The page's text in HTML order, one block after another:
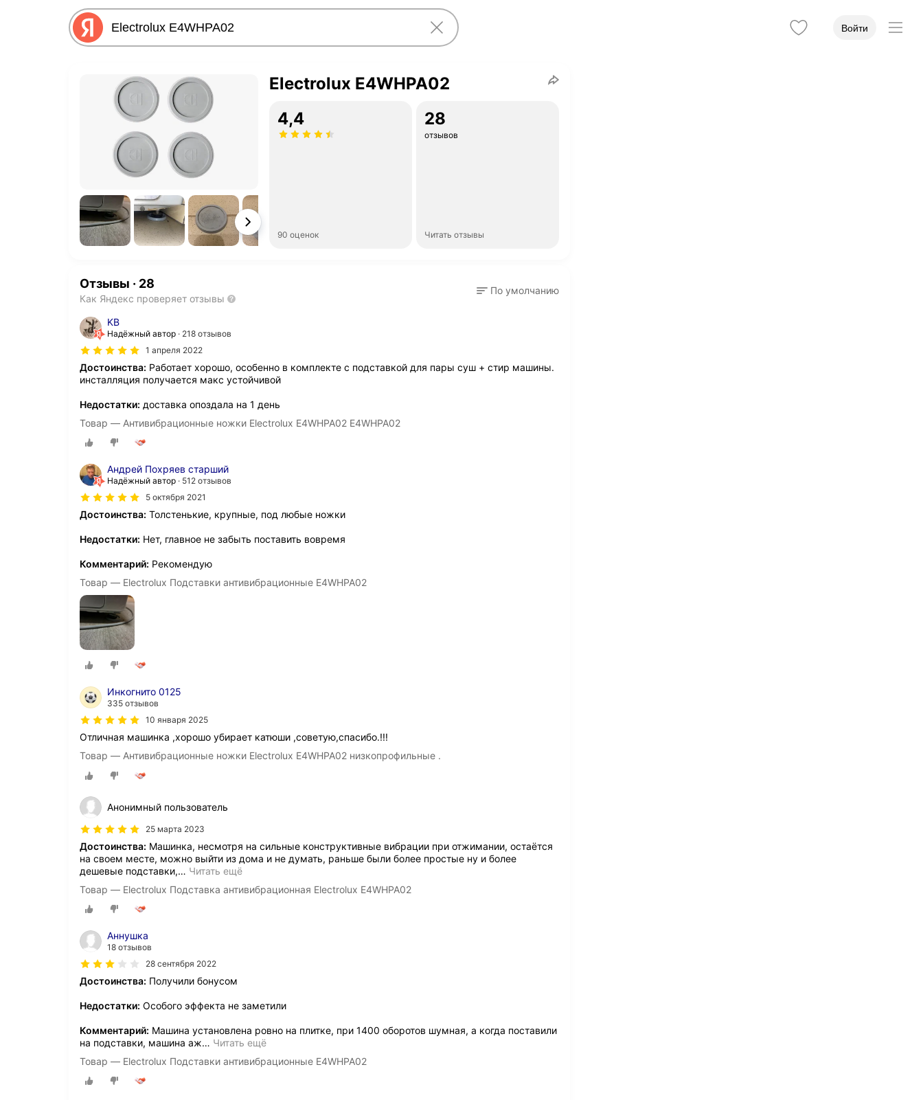
Войти
Electrolux E4WHPA02
4,4
90 оценок
28
отзывов
Читать отзывы
Отзывы · 28
Как Яндекс проверяет отзывы
По умолчанию
KB
Надёжный автор
218 отзывов
1 апреля 2022
Достоинства: Работает хорошо, особенно в комплекте с подставкой для пары суш + стир машины.
инсталляция получается макс устойчивой
Недостатки: доставка опоздала на 1 день
Товар — Антивибрационные ножки Electrolux E4WHPA02 E4WHPA02
Андрей Похряев старший
Надёжный автор
512 отзывов
5 октября 2021
Достоинства: Толстенькие, крупные, под любые ножки
Недостатки: Нет, главное не забыть поставить вовремя
Комментарий: Рекомендую
Товар — Electrolux Подставки антивибрационные E4WHPA02
Инкогнито 0125
335 отзывов
10 января 2025
Отличная машинка ,хорошо убирает катюши ,советую,спасибо.!!!
Товар — Антивибрационные ножки Electrolux E4WHPA02 низкопрофильные .
Анонимный пользователь
25 марта 2023
Достоинства: Машинка, несмотря на сильные конструктивные вибрации при отжимании, остаётся
на своем месте, можно выйти из дома и не думать, раньше были более простые ну и более
дешевые подставки,… Читать ещё
Товар — Electrolux Подставка антивибрационная Electrolux E4WHPA02
Аннушка
18 отзывов
28 сентября 2022
Достоинства: Получили бонусом
Недостатки: Особого эффекта не заметили
Комментарий: Машина установлена ровно на плитке, при 1400 оборотов шумная, а когда поставили
на подставки, машина аж… Читать ещё
Товар — Electrolux Подставки антивибрационные E4WHPA02